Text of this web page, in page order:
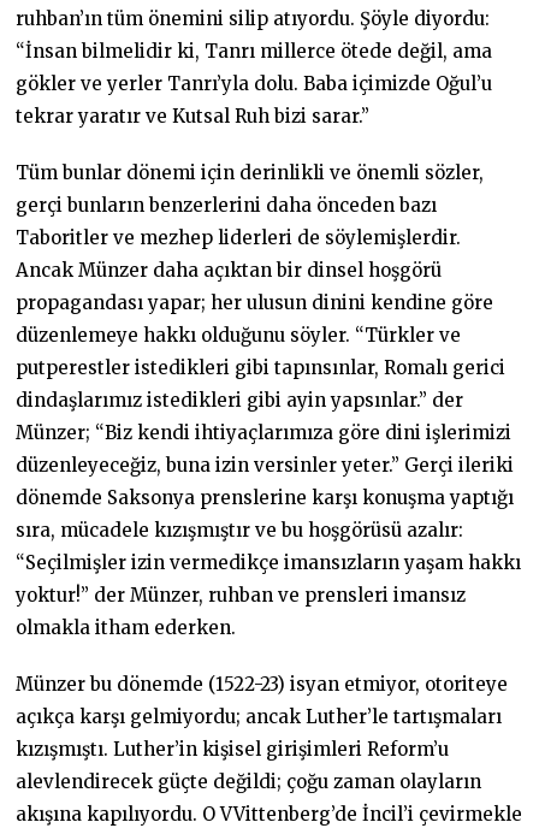
ruhban’ın tüm önemini silip atıyordu. Şöyle diyordu:
“İnsan bilmelidir ki, Tanrı millerce ötede değil, ama
gökler ve yerler Tanrı’yla dolu. Baba içimizde Oğul’u
tekrar yaratır ve Kutsal Ruh bizi sarar.”
Tüm bunlar dönemi için derinlikli ve önemli sözler,
gerçi bunların benzerlerini daha önceden bazı
Taboritler ve mezhep liderleri de söylemişlerdir.
Ancak Münzer daha açıktan bir dinsel hoşgörü
propagandası yapar; her ulusun dinini kendine göre
düzenlemeye hakkı olduğunu söyler. “Türkler ve
putperestler istedikleri gibi tapınsınlar, Romalı gerici
dindaşlarımız istedikleri gibi ayin yapsınlar.” der
Münzer; “Biz kendi ihtiyaçlarımıza göre dini işlerimizi
düzenleyeceğiz, buna izin versinler yeter.” Gerçi ileriki
dönemde Saksonya prenslerine karşı konuşma yaptığı
sıra, mücadele kızışmıştır ve bu hoşgörüsü azalır:
“Seçilmişler izin vermedikçe imansızların yaşam hakkı
yoktur!” der Münzer, ruhban ve prensleri imansız
olmakla itham ederken.
Münzer bu dönemde (1522-23) isyan etmiyor, otoriteye
açıkça karşı gelmiyordu; ancak Luther’le tartışmaları
kızışmıştı. Luther’in kişisel girişimleri Reform’u
alevlendirecek güçte değildi; çoğu zaman olayların
akışına kapılıyordu. O VVittenberg’de İncil’i çevirmekle